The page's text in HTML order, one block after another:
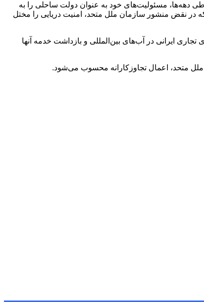
دهه‌ها، مسئولیت‌های خود به عنوان دولت ساحلی را به
به راه انداخته‌اند که در نقض منشور سازمان ملل متحد، امنیت دریایی را مختل
ایرانی در آب‌های بین‌المللی و بازداشت خدمه آنها